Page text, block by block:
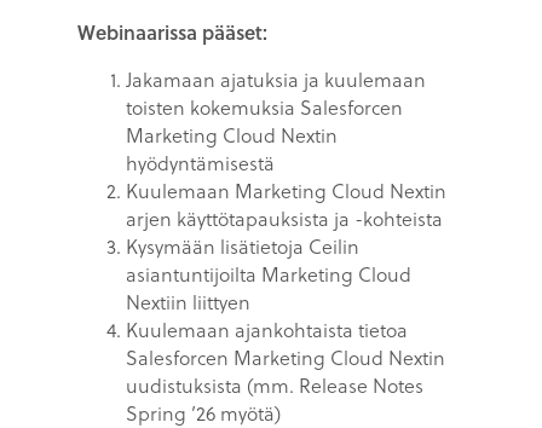
Webinaarissa pääset:
Jakamaan ajatuksia ja kuulemaan
toisten kokemuksia Salesforcen
Marketing Cloud Nextin
hyödyntämisestä
Kuulemaan Marketing Cloud Nextin
arjen käyttötapauksista ja -kohteista​
Kysymään lisätietoja Ceilin
asiantuntijoilta Marketing Cloud
Nextiin liittyen
Kuulemaan ajankohtaista tietoa
Salesforcen Marketing Cloud Nextin
uudistuksista (mm. Release Notes
Spring ’26 myötä)